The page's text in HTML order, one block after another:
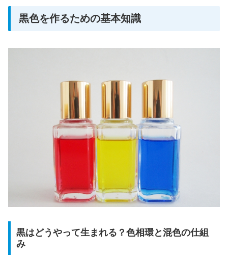
黒色を作るための基本知識
黒はどうやって生まれる？色相環と混色の仕組
み